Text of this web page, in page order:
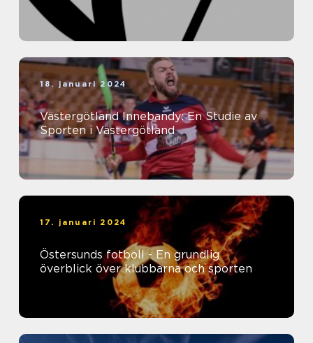
18. januari 2024
Västergötland Innebandy: En Studie av
Sporten i Västergötland
17. januari 2024
Östersunds fotboll - En grundlig
överblick över klubbarna och sporten